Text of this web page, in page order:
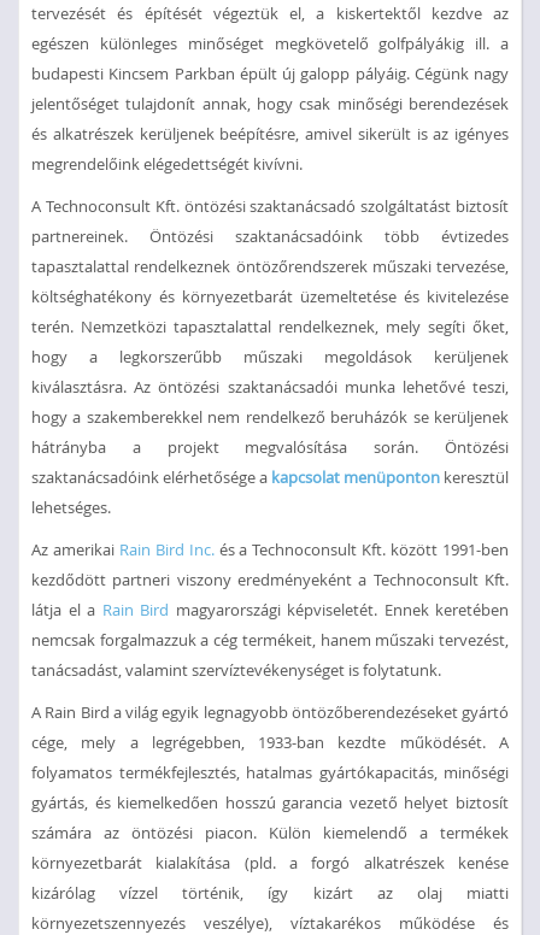
tervezését és építését végeztük el, a kiskertektől kezdve az
egészen különleges minőséget megkövetelő golfpályákig ill. a
budapesti Kincsem Parkban épült új galopp pályáig. Cégünk nagy
jelentőséget tulajdonít annak, hogy csak minőségi berendezések
és alkatrészek kerüljenek beépítésre, amivel sikerült is az igényes
megrendelőink elégedettségét kivívni.
A Technoconsult Kft. öntözési szaktanácsadó szolgáltatást biztosít
partnereinek. Öntözési szaktanácsadóink több évtizedes
tapasztalattal rendelkeznek öntözőrendszerek műszaki tervezése,
költséghatékony és környezetbarát üzemeltetése és kivitelezése
terén. Nemzetközi tapasztalattal rendelkeznek, mely segíti őket,
hogy a legkorszerűbb műszaki megoldások kerüljenek
kiválasztásra. Az öntözési szaktanácsadói munka lehetővé teszi,
hogy a szakemberekkel nem rendelkező beruházók se kerüljenek
hátrányba a projekt megvalósítása során. Öntözési
szaktanácsadóink elérhetősége a kapcsolat menüponton keresztül
lehetséges.
Az amerikai Rain Bird Inc.és a Technoconsult Kft. között 1991-ben
kezdődött partneri viszony eredményeként a Technoconsult Kft.
látja el a Rain Bird magyarországi képviseletét. Ennek keretében
nemcsak forgalmazzuk a cég termékeit, hanem műszaki tervezést,
tanácsadást, valamint szervíztevékenységet is folytatunk.
A Rain Bird a világ egyik legnagyobb öntözőberendezéseket gyártó
cége, mely a legrégebben, 1933-ban kezdte működését. A
folyamatos termékfejlesztés, hatalmas gyártókapacitás, minőségi
gyártás, és kiemelkedően hosszú garancia vezető helyet biztosít
számára az öntözési piacon. Külön kiemelendő a termékek
környezetbarát kialakítása (pld. a forgó alkatrészek kenése
kizárólag vízzel történik, így kizárt az olaj miatti
környezetszennyezés veszélye), víztakarékos működése és